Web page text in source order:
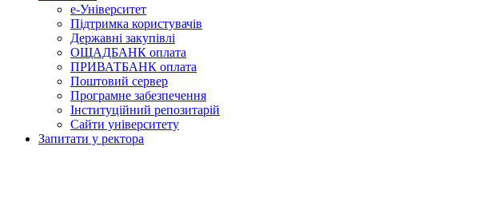
е-Університет
Підтримка користувачів
Державні закупівлі
ОЩАДБАНК оплата
ПРИВАТБАНК оплата
Поштовий сервер
Програмне забезпечення
Інституційний репозитарій
Сайти університету
Запитати у ректора